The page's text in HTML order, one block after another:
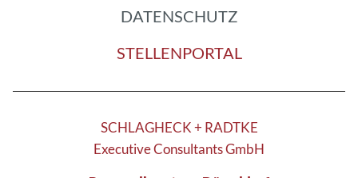
DATENSCHUTZ
STELLENPORTAL
SCHLAGHECK + RADTKE
Executive Consultants GmbH